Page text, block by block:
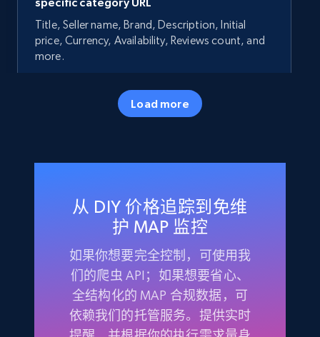
Title, Seller name, Brand, Description, Initial
price, Currency, Availability, Reviews count, and
more.
5.7K+
Amazon products - Collects products by
Title, Seller name, Brand, Description, Initial
price, Currency, Availability, Reviews count, and
35.2K+ 5.7K+ 立即开始
Load more
从 DIY 价格追踪到免维
护 MAP 监控
如果你想要完全控制，可使用我
们的爬虫 API；如果想要省心、
全结构化的 MAP 合规数据，可
依赖我们的托管服务。提供实时